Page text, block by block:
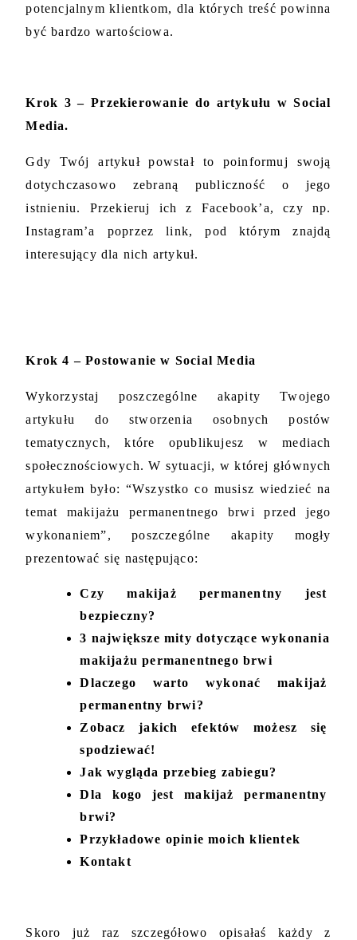
potencjalnym klientkom, dla których treść powinna
być bardzo wartościowa.
Krok 3 – Przekierowanie do artykułu w Social
Media.
Gdy Twój artykuł powstał to poinformuj swoją
dotychczasowo zebraną publiczność o jego
istnieniu. Przekieruj ich z Facebook’a, czy np.
Instagram’a poprzez link, pod którym znajdą
interesujący dla nich artykuł.
Krok 4 – Postowanie w Social Media
Wykorzystaj poszczególne akapity Twojego
artykułu do stworzenia osobnych postów
tematycznych, które opublikujesz w mediach
społecznościowych. W sytuacji, w której głównych
artykułem było: “Wszystko co musisz wiedzieć na
temat makijażu permanentnego brwi przed jego
wykonaniem”, poszczególne akapity mogły
prezentować się następująco:
Czy makijaż permanentny jest
bezpieczny?
3 największe mity dotyczące wykonania
makijażu permanentnego brwi
Dlaczego warto wykonać makijaż
permanentny brwi?
Zobacz jakich efektów możesz się
spodziewać!
Jak wygląda przebieg zabiegu?
Dla kogo jest makijaż permanentny
brwi?
Przykładowe opinie moich klientek
Kontakt
Skoro już raz szczegółowo opisałaś każdy z